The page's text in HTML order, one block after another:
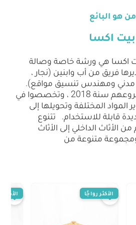
من هو البائع
اكسا
اكسا هي ورشة خاصة وصالة
فريق من أب وابنين (نجار ،
ومهندس تنسيق مواقع).
بدأوا مشروعهم سنة 2018 ، وتخصصوا في
المواد المختلفة وتحويلها إلى
قابلة للاستخدام. تتنوع
الأثاث الداخلي إلى الأثاث
متنوعة من
الأكثر رواجًا الأكثر